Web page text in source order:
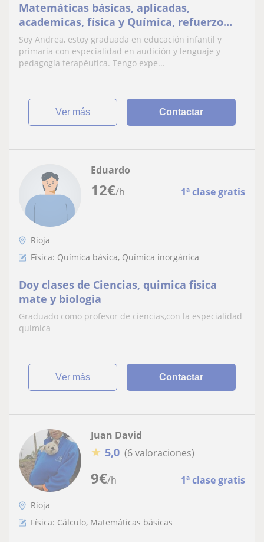
Matemáticas básicas, aplicadas,
academicas, física y Química, refuerzo
educativo
Soy Andrea, estoy graduada en educación infantil y
primaria con especialidad en audición y lenguaje y
pedagogía terapéutica. Tengo expe...
ver más Contactar
12€/h 1ª clase gratis
Eduardo
Rioja
Física: Química básica, Química inorgánica
Doy clases de Ciencias, quimica fisica
mate y biologia
Graduado como profesor de ciencias,con la especialidad
quimica
ver más Contactar
9€/h 1ª clase gratis
Juan David
★ 5,0 (6 valoraciones)
Rioja
Física: Cálculo, Matemáticas básicas